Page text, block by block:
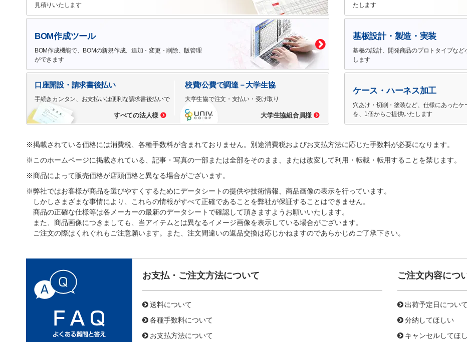
見積りいたします
BOM作成ツール
BOM作成機能で、BOMの新規作成、追加・変更・削除、版管理
ができます
口座開設・請求書後払い
手続きカンタン、お支払いは便利な請求書後払いで
すべての法人様
校費/公費で調達－大学生協
大学生協で注文・支払い・受け取り
大学生協組合員様
たします
基板設計・製造・実装
基板の設計、開発商品のプロトタイプなど
します
ケース・ハーネス加工
穴あけ・切削・塗装など、仕様にあったケ
を、1個からご提供いたします
※掲載されている価格には消費税、各種手数料が含まれておりません。別途消費税およびお支払方法に応じた手数料が必要になります。
※このホームページに掲載されている、記事・写真の一部または全部をそのまま、または改変して利用・転載・転用することを禁じます。
※商品によって販売価格が店頭価格と異なる場合がございます。
※弊社ではお客様が商品を選びやすくするためにデータシートの提供や技術情報、商品画像の表示を行っています。
しかしさまざまな事情により、これらの情報がすべて正確であることを弊社が保証することはできません。
商品の正確な仕様等は各メーカーの最新のデータシートで確認して頂きますようお願いいたします。
また、商品画像につきましても、当アイテムとは異なるイメージ画像を表示している場合がございます。
ご注文の際はくれぐれもご注意願います。また、注文間違いの返品交換は応じかねますのであらかじめご了承下さい。
お支払・ご注文方法について
送料について
各種手数料について
お支払方法について
ご注文内容につ
出荷予定日について
分納してほしい
キャンセルしてほ